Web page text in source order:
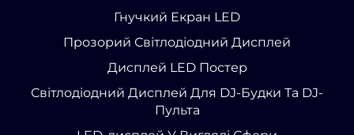
Гнучкий Екран LED
Прозорий Світлодіодний Дисплей
Дисплей LED Постер
Світлодіодний Дисплей Для DJ-Будки Та DJ-
Пульта